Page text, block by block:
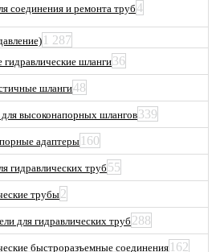
соединения и ремонта труб4
1 287
гидравлические шланги36
шланги48
высоконапорных шлангов339
адаптеры 160
гидравлических труб55
трубы2
для гидравлических труб 288
быстроразъемные соединения 162